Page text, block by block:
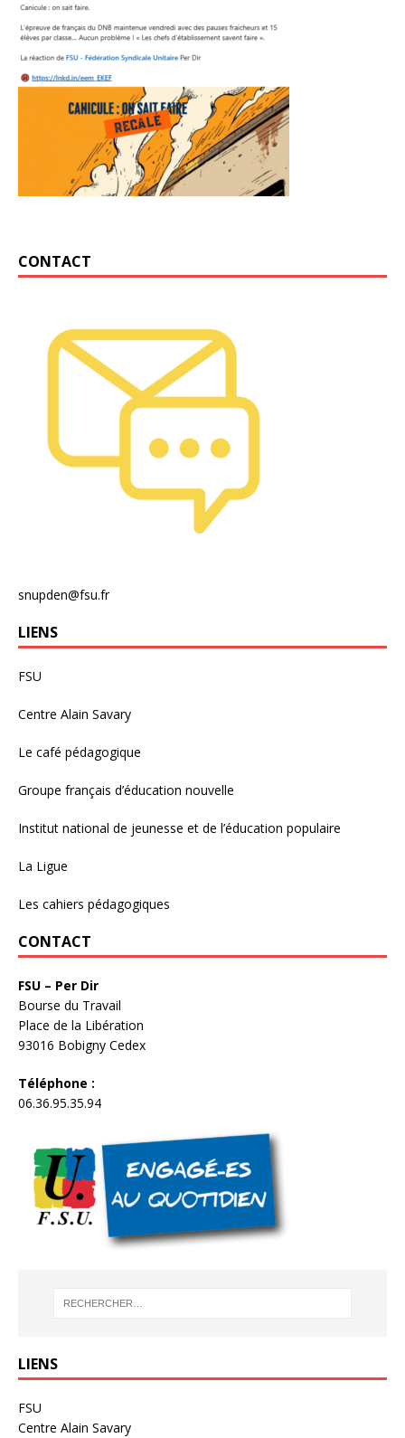
CONTACT
snupden@fsu.fr
LIENS
FSU
Centre Alain Savary
Le café pédagogique
Groupe français d’éducation nouvelle
Institut national de jeunesse et de l’éducation populaire
La Ligue
Les cahiers pédagogiques
CONTACT
FSU – Per Dir
Bourse du Travail
Place de la Libération
93016 Bobigny Cedex
Téléphone :
06.36.95.35.94
LIENS
FSU
Centre Alain Savary